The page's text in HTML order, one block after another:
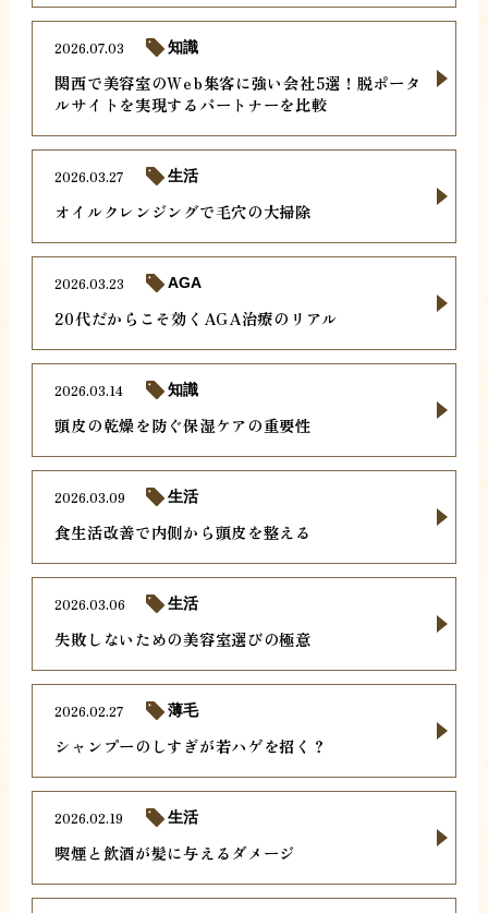
関西で美容室のWeb集客に強い会社5選！脱ポータ
ルサイトを実現するパートナーを比較
2026.07.03 知識
オイルクレンジングで毛穴の大掃除
2026.03.27 生活
20代だからこそ効くAGA治療のリアル
2026.03.23 AGA
頭皮の乾燥を防ぐ保湿ケアの重要性
2026.03.14 知識
食生活改善で内側から頭皮を整える
2026.03.09 生活
失敗しないための美容室選びの極意
2026.03.06 生活
シャンプーのしすぎが若ハゲを招く？
2026.02.27 薄毛
喫煙と飲酒が髪に与えるダメージ
2026.02.19 生活